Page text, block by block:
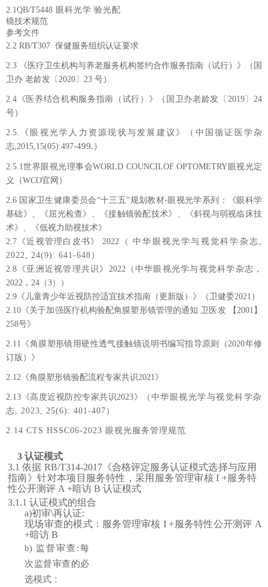
2.1QB/T5448 眼科光学 验光配
镜技术规范
参考文件
2.2 RB/T307 保健服务组织认证要求
2.3
《医疗卫生机构与养老服务机构签约合作服务指南（试行）》（国
卫办 老龄发〔 2020〕23 号）
2.4《医养结合机构服务指南（试行）》（国卫办老龄发〔2019〕24
号）
2.5 .《眼视光学人力资源现状与发展建议》（中国循证医学杂
志,2015,15(05):497-499.）
2.5.1世界眼视光理事会WORLD COUNCILOF OPTOMETRY眼视光定
义（WCO官网）
2 .6 国家卫生健康委员会“十三五”规划教材-眼视光学系列：《眼科学
基础》、《屈光检查》、《接触镜验配技术》、《斜视与弱视临床技
术》、《低视力助视技术》
2 .7 《近视管理白皮书》 2022 （ 中华眼视光学与视觉科学杂志,
2022, 24(9): 641-648）
2 .8 《亚洲近视管理共识》 2022 （中华眼视光学与视觉科学杂志，
2022，24（3）
）
2 .9《儿童青少年近视防控适宜技术指南 （更新版） 》 （卫健委2021 ）
2 .10《关于加强医疗机构验配角膜塑形镜管理的通知 卫医发 【 2001 】
258号》
2.11《角膜塑形镜用硬性透气接触镜说明书编写指导原则（ 2020年修
订版）》
2.12《角膜塑形镜验配流程专家共识2021》
2 .13《高度近视防控专家共识2023》 （ 中华眼视光学与视觉科学杂
志 , 2023, 25(6): 401-407）
2.14 CTS HSSC06-2023 眼视光服务管理规范
3 认证模式
3.1 依据 RB/T314-2017《合格评定服务认证模式选择与应用
指南》针对本项目服务特性，采用服务管理审核 I +服务特
性公开测评 A +暗访 B 认证模式
3.1.1 认证模式的组合
a)初审\再认证:
现场审查的模式：服务管理审核 I +服务特性公开测评 A
+暗访 B
b) 监督审查 :每
次监督审查的必
选模式：